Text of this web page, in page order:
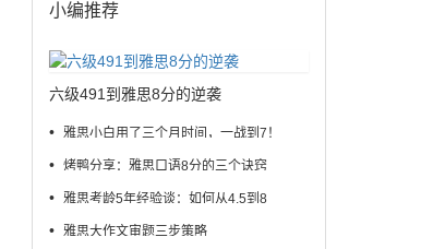
小编推荐
六级491到雅思8分的逆袭
• 雅思小白用了三个月时间，一战到7！
• 烤鸭分享：雅思口语8分的三个诀窍
• 雅思考龄5年经验谈：如何从4.5到8
• 雅思大作文审题三步策略